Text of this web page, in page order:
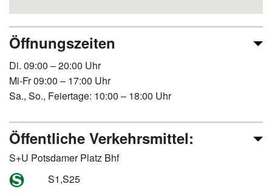
Öffnungszeiten
Di. 09:00 – 20:00 Uhr
Mi-Fr 09:00 – 17:00 Uhr
Sa., So., Feiertage: 10:00 – 18:00 Uhr
Öffentliche Verkehrsmittel:
S+U Potsdamer Platz Bhf
S1,S25